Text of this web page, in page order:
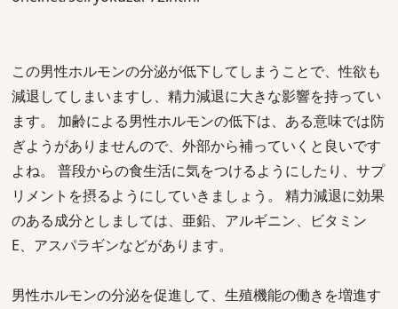
この男性ホルモンの分泌が低下してしまうことで、性欲も
減退してしまいますし、精力減退に大きな影響を持ってい
ます。 加齢による男性ホルモンの低下は、ある意味では防
ぎようがありませんので、外部から補っていくと良いです
よね。 普段からの食生活に気をつけるようにしたり、サプ
リメントを摂るようにしていきましょう。 精力減退に効果
のある成分としましては、亜鉛、アルギニン、ビタミン
E、アスパラギンなどがあります。
男性ホルモンの分泌を促進して、生殖機能の働きを増進す